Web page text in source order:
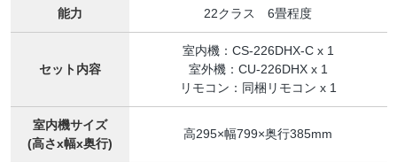
能力 22クラス 6畳程度
セット内容
室内機：CS-226DHX-C x 1
室外機：CU-226DHX x 1
リモコン：同梱リモコン x 1
室内機サイズ
(高さx幅x奥行)
高295×幅799×奥行385mm